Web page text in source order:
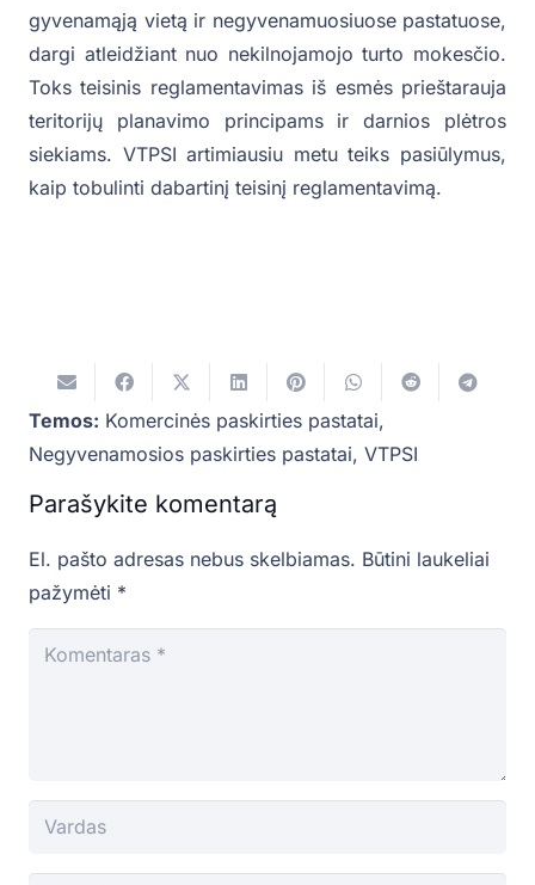
gyvenamąją vietą ir negyvenamuosiuose pastatuose,
dargi atleidžiant nuo nekilnojamojo turto mokesčio.
Toks teisinis reglamentavimas iš esmės prieštarauja
teritorijų planavimo principams ir darnios plėtros
siekiams. VTPSI artimiausiu metu teiks pasiūlymus,
kaip tobulinti dabartinį teisinį reglamentavimą.
Temos: Komercinės paskirties pastatai,
Negyvenamosios paskirties pastatai, VTPSI
Parašykite komentarą
El. pašto adresas nebus skelbiamas. Būtini laukeliai
pažymėti *